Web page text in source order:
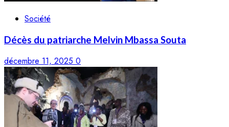
Société
Décès du patriarche Melvin Mbassa Souta
décembre 11, 2025 0